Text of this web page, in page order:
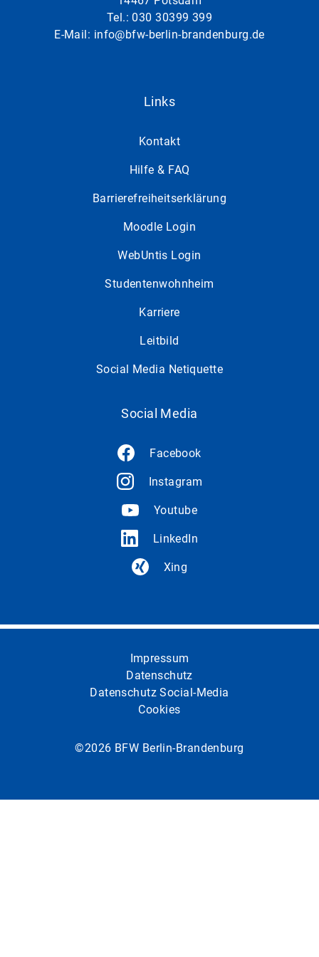
Tel.:030 30399 399
E-Mail: info@bfw-berlin-brandenburg.de
Links
Kontakt
Hilfe & FAQ
Barrierefreiheitserklärung
Moodle Login
WebUntis Login
Studentenwohnheim
Karriere
Leitbild
Social Media Netiquette
Social Media
Facebook
Instagram
Youtube
LinkedIn
Xing
Impressum
Datenschutz
Datenschutz Social-Media
Cookies
©2026 BFW Berlin-Brandenburg